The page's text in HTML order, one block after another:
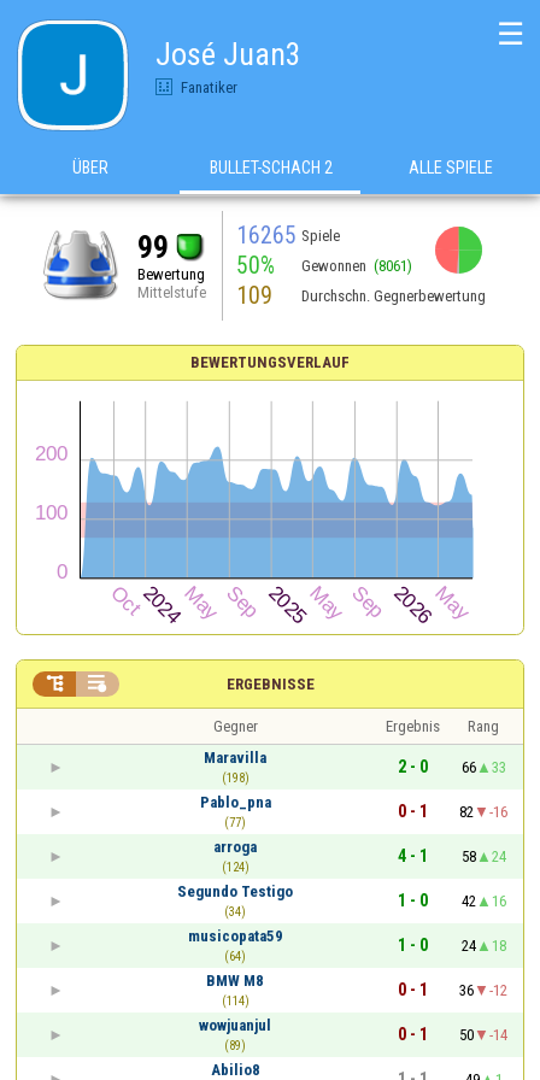
José Juan3
Fanatiker
☰
ÜBER BULLET-SCHACH 2 ALLE SPIELE
99
Bewertung
Mittelstufe
16265 Spiele
50% Gewonnen (8061)
109 Durchschn. Gegnerbewertung
BEWERTUNGSVERLAUF
ERGEBNISSE
 
Gegner Ergebnis
Rang
Maravilla
(198)
2 - 0 66
33
Pablo_pna
(77)
0 - 1 82
-16
arroga
(124)
4 - 1 58
24
Segundo Testigo
(34)
1 - 0 42
16
musicopata59
(64)
1 - 0 24
18
BMW M8
(114)
0 - 1 36
-12
wowjuanjul
(89)
0 - 1 50
-14
Abilio8